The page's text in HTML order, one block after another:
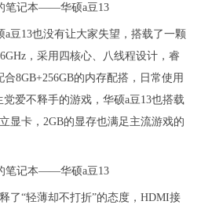
豆13也没有让大家失望，搭载了一颗
，采用四核心、八线程设计，睿
8GB+256GB的内存配搭，日常使用
爱不释手的游戏，华硕a豆13也搭载
显卡，2GB的显存也满足主流游戏的
了“轻薄却不打折”的态度，HDMI接